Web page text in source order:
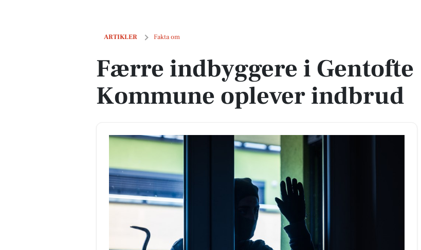
ARTIKLER Fakta om
Færre indbyggere i Gentofte Kommune oplever indbrud
Færre indbyggere i Gentofte
Kommune oplever indbrud